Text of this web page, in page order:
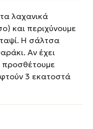
λαχανικά
και περιχύνουμε
Η σάλτσα
Αν έχει
προσθέτουμε
3 εκατοστά